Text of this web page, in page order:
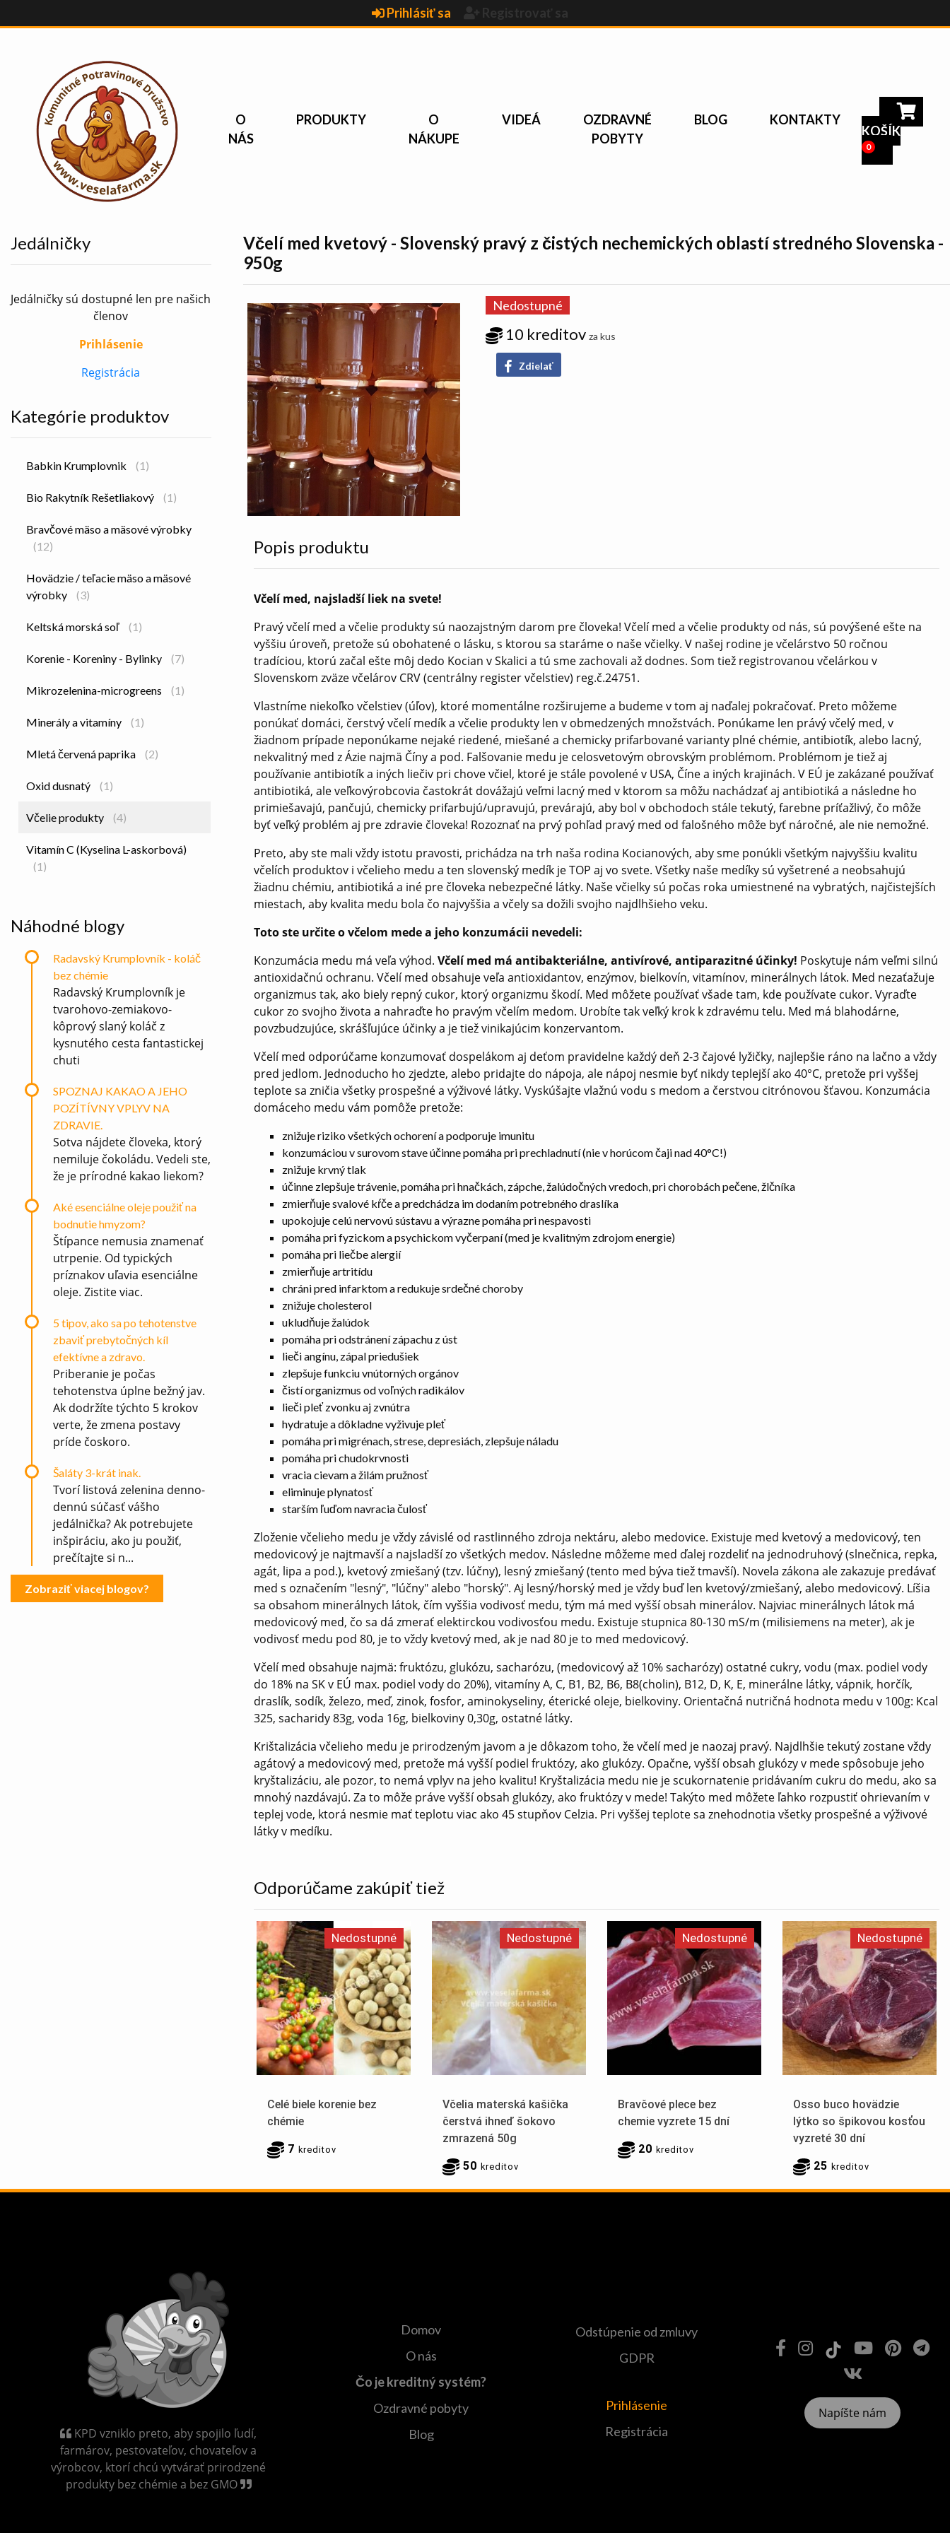
Prihlásiť sa
KOŠÍK
0
O
NÁS
PRODUKTY
O
NÁKUPE
VIDEÁ
OZDRAVNÉ
POBYTY
BLOG KONTAKTY
Jedálničky
Jedálničky sú dostupné len pre našich
členov
Prihlásenie
Registrácia
Kategórie produktov
Babkin Krumplovnik (1)
Bio Rakytník Rešetliakový (1)
Bravčové mäso a mäsové výrobky
(12)
Hovädzie / teľacie mäso a mäsové
výrobky
(3)
Keltská morská soľ (1)
Korenie - Koreniny - Bylinky (7)
Mikrozelenina-microgreens (1)
Minerály a vitamíny (1)
Mletá červená paprika (2)
Oxid dusnatý (1)
Včelie produkty (4)
Vitamín C (Kyselina L-askorbová)
(1)
Náhodné blogy
Radavský Krumplovník - koláč
bez chémie
Radavský Krumplovník je
tvarohovo-zemiakovo-
kôprový slaný koláč z
kysnutého cesta fantastickej
chuti
SPOZNAJ KAKAO A JEHO
POZÍTÍVNY VPLYV NA
ZDRAVIE.
Sotva nájdete človeka, ktorý
nemiluje čokoládu. Vedeli ste,
že je prírodné kakao liekom?
Aké esenciálne oleje použiť na
bodnutie hmyzom?
Štípance nemusia znamenať
utrpenie. Od typických
príznakov uľavia esenciálne
oleje. Zistite viac.
5 tipov, ako sa po tehotenstve
zbaviť prebytočných kíl
efektívne a zdravo.
Priberanie je počas
tehotenstva úplne bežný jav.
Ak dodržíte týchto 5 krokov
verte, že zmena postavy
príde čoskoro.
Šaláty 3-krát inak.
Tvorí listová zelenina denno-
dennú súčasť vášho
jedálnička? Ak potrebujete
inšpiráciu, ako ju použiť,
prečítajte si n...
Zobraziť viacej blogov?
Včelí med kvetový - Slovenský pravý z čistých nechemických oblastí stredného Slovenska -
950g
Nedostupné
10 kreditov za kus
Zdielať
Popis produktu
Včelí med, najsladší liek na svete!
Pravý včelí med a včelie produkty sú naozajstným darom pre človeka! Včelí med a včelie produkty od nás, sú povýšené ešte na
vyššiu úroveň, pretože sú obohatené o lásku, s ktorou sa staráme o naše včielky. V našej rodine je včelárstvo 50 ročnou
tradíciou, ktorú začal ešte môj dedo Kocian v Skalici a tú sme zachovali až dodnes. Som tiež registrovanou včelárkou v
Slovenskom zväze včelárov CRV (centrálny register včelstiev) reg.č.24751.
Vlastníme niekoľko včelstiev (úľov), ktoré momentálne rozširujeme a budeme v tom aj naďalej pokračovať. Preto môžeme
ponúkať domáci, čerstvý včelí medík a včelie produkty len v obmedzených množstvách. Ponúkame len právý včelý med, v
žiadnom prípade neponúkame nejaké riedené, miešané a chemicky prifarbované varianty plné chémie, antibiotík, alebo lacný,
nekvalitný med z Ázie najmä Číny a pod. Falšovanie medu je celosvetovým obrovským problémom. Problémom je tiež aj
používanie antibiotík a iných liečiv pri chove včiel, ktoré je stále povolené v USA, Číne a iných krajinách. V EÚ je zakázané používať
antibiotiká, ale veľkovýrobcovia častokrát dovážajú veľmi lacný med v ktorom sa môžu nachádzať aj antibiotiká a následne ho
primiešavajú, pančujú, chemicky prifarbujú/upravujú, prevárajú, aby bol v obchodoch stále tekutý, farebne príťažlivý, čo môže
byť veľký problém aj pre zdravie človeka! Rozoznať na prvý pohľad pravý med od falošného môže byť náročné, ale nie nemožné.
Preto, aby ste mali vždy istotu pravosti, prichádza na trh naša rodina Kocianových, aby sme ponúkli všetkým najvyššiu kvalitu
včelích produktov i včelieho medu a ten slovenský medík je TOP aj vo svete. Všetky naše medíky sú vyšetrené a neobsahujú
žiadnu chémiu, antibiotiká a iné pre človeka nebezpečné látky. Naše včielky sú počas roka umiestnené na vybratých, najčistejších
miestach, aby kvalita medu bola čo najvyššia a včely sa dožili svojho najdlhšieho veku.
Toto ste určite o včelom mede a jeho konzumácii nevedeli:
Konzumácia medu má veľa výhod. Včelí med má antibakteriálne, antivírové, antiparazitné účinky! Poskytuje nám veľmi silnú
antioxidačnú ochranu. Včelí med obsahuje veľa antioxidantov, enzýmov, bielkovín, vitamínov, minerálnych látok. Med nezaťažuje
organizmus tak, ako biely repný cukor, ktorý organizmu škodí. Med môžete používať všade tam, kde používate cukor. Vyraďte
cukor zo svojho života a nahraďte ho pravým včelím medom. Urobíte tak veľký krok k zdravému telu. Med má blahodárne,
povzbudzujúce, skrášľujúce účinky a je tiež vinikajúcim konzervantom.
Včelí med odporúčame konzumovať dospelákom aj deťom pravidelne každý deň 2-3 čajové lyžičky, najlepšie ráno na lačno a vždy
pred jedlom. Jednoducho ho zjedzte, alebo pridajte do nápoja, ale nápoj nesmie byť nikdy teplejší ako 40°C, pretože pri vyššej
teplote sa zničia všetky prospešné a výživové látky. Vyskúšajte vlažnú vodu s medom a čerstvou citrónovou šťavou. Konzumácia
domáceho medu vám pomôže pretože:
znižuje riziko všetkých ochorení a podporuje imunitu
konzumáciou v surovom stave účinne pomáha pri prechladnutí (nie v horúcom čaji nad 40°C!)
znižuje krvný tlak
účinne zlepšuje trávenie, pomáha pri hnačkách, zápche, žalúdočných vredoch, pri chorobách pečene, žlčníka
zmierňuje svalové kŕče a predchádza im dodaním potrebného draslíka
upokojuje celú nervovú sústavu a výrazne pomáha pri nespavosti
pomáha pri fyzickom a psychickom vyčerpaní (med je kvalitným zdrojom energie)
pomáha pri liečbe alergií
zmierňuje artritídu
chráni pred infarktom a redukuje srdečné choroby
znižuje cholesterol
ukludňuje žalúdok
pomáha pri odstránení zápachu z úst
lieči angínu, zápal priedušiek
zlepšuje funkciu vnútorných orgánov
čistí organizmus od voľných radikálov
lieči pleť zvonku aj zvnútra
hydratuje a dôkladne vyživuje pleť
pomáha pri migrénach, strese, depresiách, zlepšuje náladu
pomáha pri chudokrvnosti
vracia cievam a žilám pružnosť
eliminuje plynatosť
starším ľuďom navracia čulosť
Zloženie včelieho medu je vždy závislé od rastlinného zdroja nektáru, alebo medovice. Existuje med kvetový a medovicový, ten
medovicový je najtmavší a najsladší zo všetkých medov. Následne môžeme med ďalej rozdeliť na jednodruhový (slnečnica, repka,
agát, lipa a pod.), kvetový zmiešaný (tzv. lúčny), lesný zmiešaný (tento med býva tiež tmavší). Novela zákona ale zakazuje predávať
med s označením "lesný", "lúčny" alebo "horský". Aj lesný/horský med je vždy buď len kvetový/zmiešaný, alebo medovicový. Líšia
sa obsahom minerálnych látok, čím vyššia vodivosť medu, tým má med vyšší obsah minerálov. Najviac minerálnych látok má
medovicový med, čo sa dá zmerať elektirckou vodivosťou medu. Existuje stupnica 80-130 mS/m (milisiemens na meter), ak je
vodivosť medu pod 80, je to vždy kvetový med, ak je nad 80 je to med medovicový.
Včelí med obsahuje najmä: fruktózu, glukózu, sacharózu, (medovicový až 10% sacharózy) ostatné cukry, vodu (max. podiel vody
do 18% na SK v EÚ max. podiel vody do 20%), vitamíny A, C, B1, B2, B6, B8(cholin), B12, D, K, E, minerálne látky, vápnik, horčík,
draslík, sodík, železo, meď, zinok, fosfor, aminokyseliny, éterické oleje, bielkoviny. Orientačná nutričná hodnota medu v 100g: Kcal
325, sacharidy 83g, voda 16g, bielkoviny 0,30g, ostatné látky.
Krištalizácia včelieho medu je prirodzeným javom a je dôkazom toho, že včelí med je naozaj pravý. Najdlhšie tekutý zostane vždy
agátový a medovicový med, pretože má vyšší podiel fruktózy, ako glukózy. Opačne, vyšší obsah glukózy v mede spôsobuje jeho
kryštalizáciu, ale pozor, to nemá vplyv na jeho kvalitu! Kryštalizácia medu nie je scukornatenie pridávaním cukru do medu, ako sa
mnohý nazdávajú. Za to môže práve vyšší obsah glukózy, ako fruktózy v mede! Takýto med môžete ľahko rozpustiť ohrievaním v
teplej vode, ktorá nesmie mať teplotu viac ako 45 stupňov Celzia. Pri vyššej teplote sa znehodnotia všetky prospešné a výživové
látky v medíku.
Odporúčame zakúpiť tiež
Nedostupné
Celé biele korenie bez
chémie
7 kreditov
Nedostupné
Včelia materská kašička
čerstvá ihneď šokovo
zmrazená 50g
50 kreditov
Nedostupné
Bravčové plece bez
chemie vyzrete 15 dní
20 kreditov
Nedostupné
Osso buco hovädzie
lýtko so špikovou kosťou
vyzreté 30 dní
25 kreditov
KPD vzniklo preto, aby spojilo ľudí,
farmárov, pestovateľov, chovateľov a
výrobcov, ktorí chcú vytvárať prirodzené
produkty bez chémie a bez GMO
Domov
O nás
Čo je kreditný systém?
Ozdravné pobyty
Blog
Odstúpenie od zmluvy
GDPR
Prihlásenie
Registrácia
Napíšte nám